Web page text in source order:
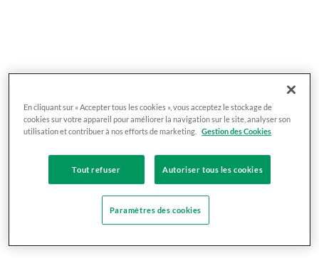
En cliquant sur « Accepter tous les cookies », vous acceptez le stockage de
cookies sur votre appareil pour améliorer la navigation sur le site, analyser son
utilisation et contribuer à nos efforts de marketing.
Gestion des Cookies
Tout refuser Autoriser tous les cookies
Paramètres des cookies